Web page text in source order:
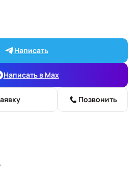
Написать
Написать в Max
Позвонить